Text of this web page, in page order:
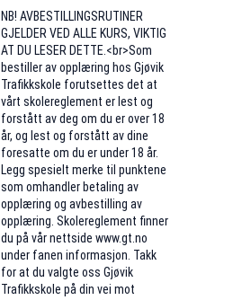
NB! AVBESTILLINGSRUTINER
GJELDER VED ALLE KURS, VIKTIG
AT DU LESER DETTE.<br>Som
bestiller av opplæring hos Gjøvik
Trafikkskole forutsettes det at
vårt skolereglement er lest og
forstått av deg om du er over 18
år, og lest og forstått av dine
foresatte om du er under 18 år.
Legg spesielt merke til punktene
som omhandler betaling av
opplæring og avbestilling av
opplæring. Skolereglement finner
du på vår nettside www.gt.no
under fanen informasjon. Takk
for at du valgte oss Gjøvik
Trafikkskole på din vei mot